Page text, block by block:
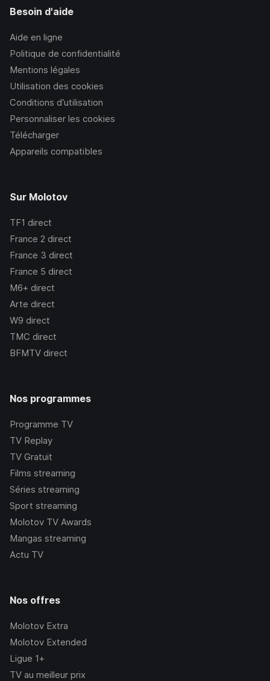
Besoin d'aide
Aide en ligne
Politique de confidentialité
Mentions légales
Utilisation des cookies
Conditions d’utilisation
Personnaliser les cookies
Télécharger
Appareils compatibles
Sur Molotov
TF1 direct
France 2 direct
France 3 direct
France 5 direct
M6+ direct
Arte direct
W9 direct
TMC direct
BFMTV direct
Nos programmes
Programme TV
TV Replay
TV Gratuit
Films streaming
Séries streaming
Sport streaming
Molotov TV Awards
Mangas streaming
Actu TV
Nos offres
Molotov Extra
Molotov Extended
Ligue 1+
TV au meilleur prix